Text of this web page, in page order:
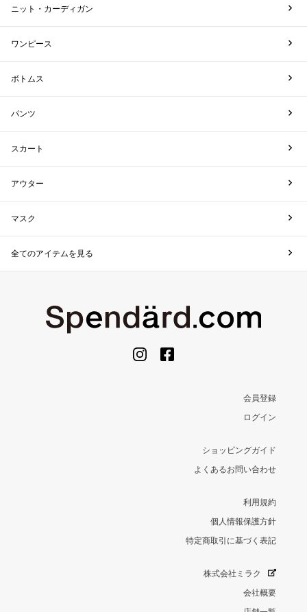
ニット・カーディガン
ワンピース
ボトムス
パンツ
スカート
アウター
マスク
全てのアイテムを見る
会員登録
ログイン
ショッピングガイド
よくあるお問い合わせ
利用規約
個人情報保護方針
特定商取引に基づく表記
株式会社ミラク
会社概要